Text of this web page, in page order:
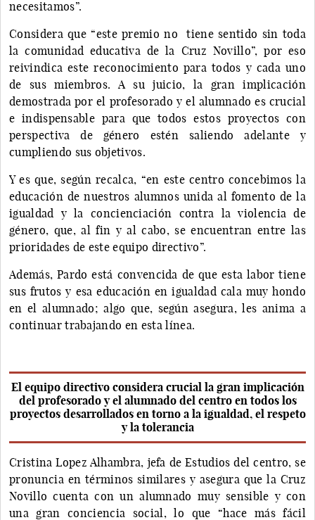
necesitamos”.
Considera que “este premio no tiene sentido sin toda
la comunidad educativa de la Cruz Novillo”, por eso
reivindica este reconocimiento para todos y cada uno
de sus miembros. A su juicio, la gran implicación
demostrada por el profesorado y el alumnado es crucial
e indispensable para que todos estos proyectos con
perspectiva de género estén saliendo adelante y
cumpliendo sus objetivos.
Y es que, según recalca, “en este centro concebimos la
educación de nuestros alumnos unida al fomento de la
igualdad y la concienciación contra la violencia de
género, que, al fin y al cabo, se encuentran entre las
prioridades de este equipo directivo”.
Además, Pardo está convencida de que esta labor tiene
sus frutos y esa educación en igualdad cala muy hondo
en el alumnado; algo que, según asegura, les anima a
continuar trabajando en esta línea.
El equipo directivo considera crucial la gran implicación
del profesorado y el alumnado del centro en todos los
proyectos desarrollados en torno a la igualdad, el respeto
y la tolerancia
Cristina Lopez Alhambra, jefa de Estudios del centro, se
pronuncia en términos similares y asegura que la Cruz
Novillo cuenta con un alumnado muy sensible y con
una gran conciencia social, lo que “hace más fácil